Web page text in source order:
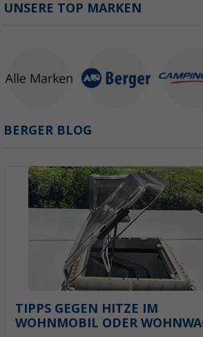
UNSERE TOP MARKEN
BERGER BLOG
TIPPS GEGEN HITZE IM
WOHNMOBIL ODER